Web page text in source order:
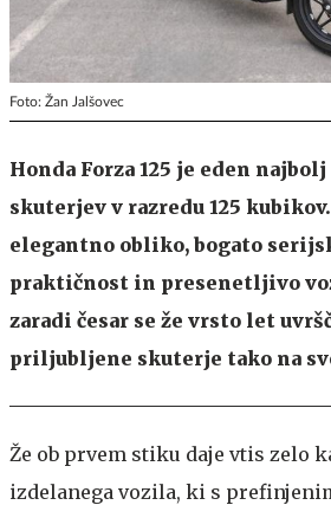
Foto: Žan Jalšovec
Honda Forza 125 je eden
skuterjev v razredu 125
elegantno obliko, bogato
praktičnost in presenetljivo
zaradi česar se že vrsto let
priljubljene skuterje tako na
Že ob prvem stiku daje vtis zelo
izdelanega vozila, ki s